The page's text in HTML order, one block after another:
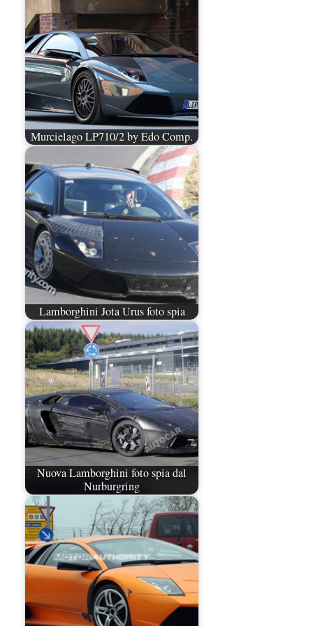
Murcielago LP710/2 by Edo Comp.
Lamborghini Jota Urus foto spia
Nuova Lamborghini foto spia dal
Nurburgring